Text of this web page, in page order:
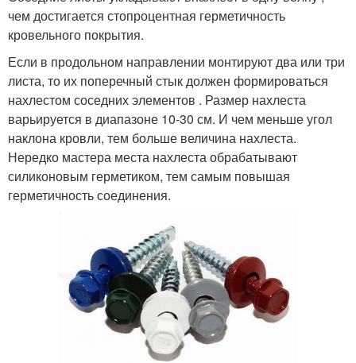
чем достигается стопроцентная герметичность
кровельного покрытия.
Если в продольном направлении монтируют два или три
листа, то их поперечный стык должен формироваться
нахлестом соседних элементов . Размер нахлеста
варьируется в диапазоне 10-30 см. И чем меньше угол
наклона кровли, тем больше величина нахлеста.
Нередко мастера места нахлеста обрабатывают
силиконовым герметиком, тем самым повышая
герметичность соединения.